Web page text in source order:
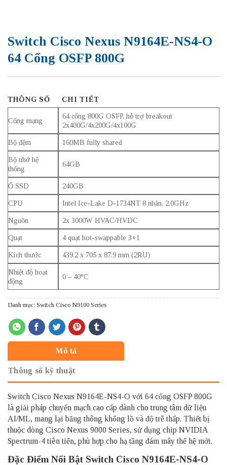
Switch Cisco Nexus N9164E-NS4-O
64 Cổng OSFP 800G
THÔNG SỐ CHI TIẾT
Cổng mạng
64 cổng 800G OSFP, hỗ trợ breakout
2x400G/4x200G/4x100G
Bộ đệm 160MB fully shared
Bộ nhớ hệ
thống
64GB
Ổ SSD 240GB
CPU Intel Ice-Lake D-1734NT 8 nhân, 2.0GHz
Nguồn 2x 3000W HVAC/HVDC
Quạt 4 quạt hot-swappable 3+1
Kích thước 439.2 x 705 x 87.9 mm (2RU)
Nhiệt độ hoạt
động
0 – 40°C
Danh mục: Switch Cisco N9100 Series
Mô tả
Thông số kỹ thuật
Switch Cisco Nexus N9164E-NS4-O với 64 cổng OSFP 800G
là giải pháp chuyển mạch cao cấp dành cho trung tâm dữ liệu
AI/ML, mang lại băng thông khổng lồ và độ trễ thấp. Thiết bị
thuộc dòng Cisco Nexus 9000 Series, sử dụng chip NVIDIA
Spectrum-4 tiên tiến, phù hợp cho hạ tầng đám mây thế hệ mới.
Đặc Điểm Nổi Bật Switch Cisco N9164E-NS4-O